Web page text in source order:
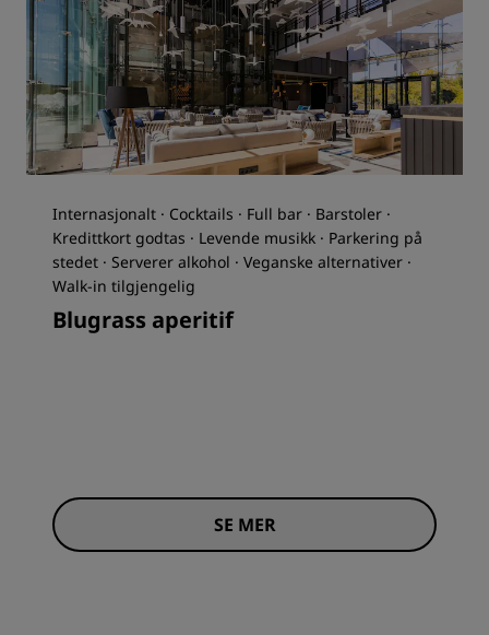
Internasjonalt · Cocktails · Full bar · Barstoler ·
Kredittkort godtas · Levende musikk · Parkering på
stedet · Serverer alkohol · Veganske alternativer ·
Walk-in tilgjengelig
Blugrass aperitif
SE MER